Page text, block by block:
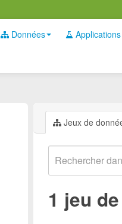
Données Applications
Jeux de
1 jeu